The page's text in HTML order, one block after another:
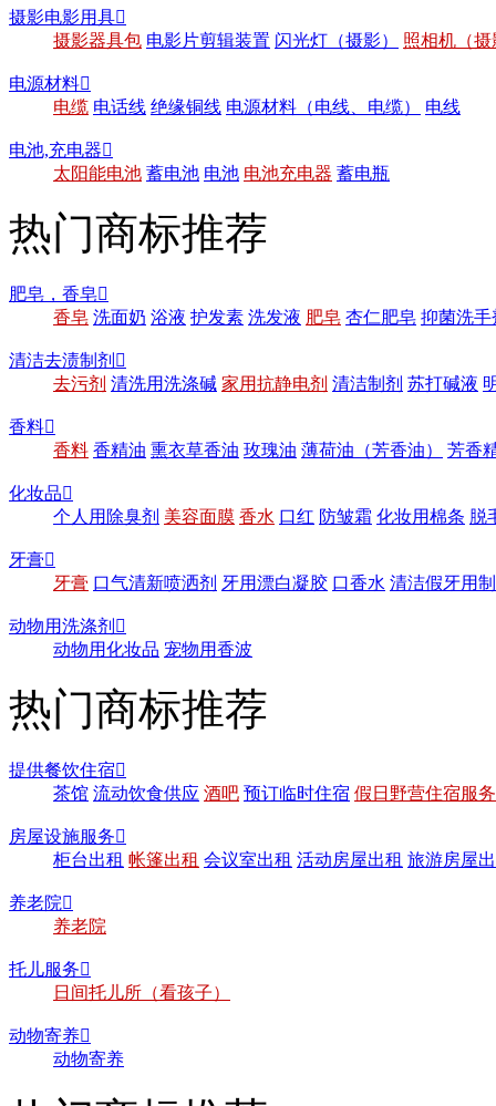
摄影电影用具
摄影器具包 电影片剪辑装置 闪光灯（摄影） 照相机（摄
电源材料
电缆 电话线 绝缘铜线 电源材料（电线、电缆） 电线
电池,充电器
太阳能电池 蓄电池 电池 电池充电器 蓄电瓶
热门商标推荐
肥皂，香皂
香皂 洗面奶 浴液 护发素 洗发液 肥皂 杏仁肥皂 抑菌洗手
清洁去渍制剂 
去污剂 清洗用洗涤碱 家用抗静电剂 清洁制剂 苏打碱液
香料
香料 香精油 熏衣草香油 玫瑰油 薄荷油（芳香油） 芳香
化妆品
个人用除臭剂 美容面膜 香水 口红 防皱霜 化妆用棉条 脱
牙膏
牙膏 口气清新喷洒剂 牙用漂白凝胶 口香水 清洁假牙用
动物用洗涤剂 
动物用化妆品 宠物用香波
热门商标推荐
提供餐饮住宿
茶馆 流动饮食供应 酒吧 预订临时住宿 假日野营住宿服务
房屋设施服务
柜台出租 帐篷出租 会议室出租 活动房屋出租 旅游房屋
养老院
养老院
托儿服务
日间托儿所（看孩子）
动物寄养
动物寄养